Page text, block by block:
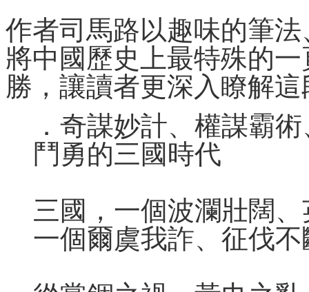
作者司馬路以趣味的筆
將中國歷史上最特殊的
勝，讓讀者更深入瞭解
．奇謀妙計、權謀霸
鬥勇的三國時代
三國，一個波瀾壯闊
一個爾虞我詐、征伐